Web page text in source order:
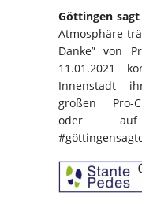
Göttingen
Atmosphäre
Danke” von
11.01.2021
Innenstadt
großen Pro-
oder auf